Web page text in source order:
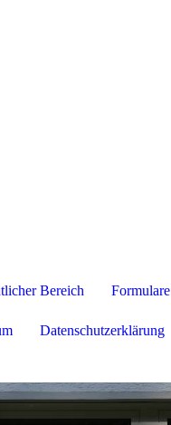
Bereich Formulare
Datenschutzerklärung